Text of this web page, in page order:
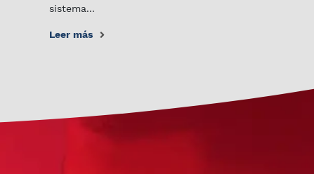
sistema...
Leer más